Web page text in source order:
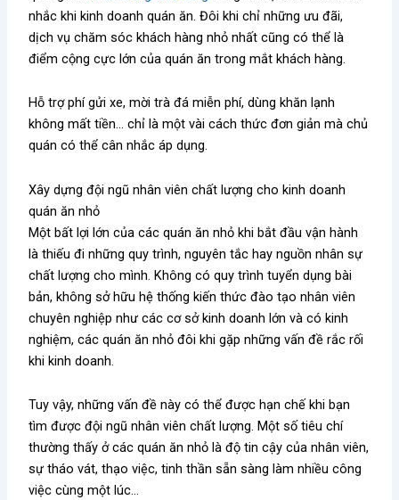
nhắc khi kinh doanh quán ăn. Đôi khi chỉ những ưu đãi,
dịch vụ chăm sóc khách hàng nhỏ nhất cũng có thể là
điểm cộng cực lớn của quán ăn trong mắt khách hàng.
Hỗ trợ phí gửi xe, mời trà đá miễn phí, dùng khăn lạnh
không mất tiền… chỉ là một vài cách thức đơn giản mà chủ
quán có thể cân nhắc áp dụng.
Xây dựng đội ngũ nhân viên chất lượng cho kinh doanh
quán ăn nhỏ
Một bất lợi lớn của các quán ăn nhỏ khi bắt đầu vận hành
là thiếu đi những quy trình, nguyên tắc hay nguồn nhân sự
chất lượng cho mình. Không có quy trình tuyển dụng bài
bản, không sở hữu hệ thống kiến thức đào tạo nhân viên
chuyên nghiệp như các cơ sở kinh doanh lớn và có kinh
nghiệm, các quán ăn nhỏ đôi khi gặp những vấn đề rắc rối
khi kinh doanh.
Tuy vậy, những vấn đề này có thể được hạn chế khi bạn
tìm được đội ngũ nhân viên chất lượng. Một số tiêu chí
thường thấy ở các quán ăn nhỏ là độ tin cậy của nhân viên,
sự tháo vát, thạo việc, tinh thần sẵn sàng làm nhiều công
việc cùng một lúc…